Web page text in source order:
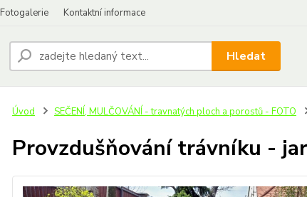
Fotogalerie Kontaktní informace
Hledat
Úvod SEČENÍ, MULČOVÁNÍ - travnatých ploch a porostů - FOTO
Provzdušňování trávníku -